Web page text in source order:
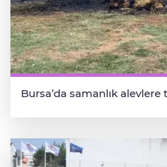
Bursa’da samanlık